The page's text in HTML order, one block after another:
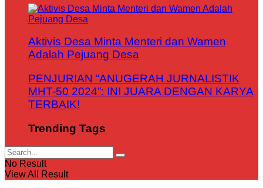
Aktivis Desa Minta Menteri dan Wamen
Adalah Pejuang Desa
PENJURIAN “ANUGERAH JURNALISTIK
MHT-50 2024”: INI JUARA DENGAN KARYA
TERBAIK!
Trending Tags
No Result
View All Result